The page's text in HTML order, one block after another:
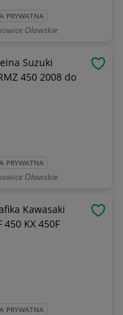
PRYWATNA
Oławskie
Suzuki
450 2008 do
PRYWATNA
Oławskie
Kawasaki
450 KX 450F
PRYWATNA